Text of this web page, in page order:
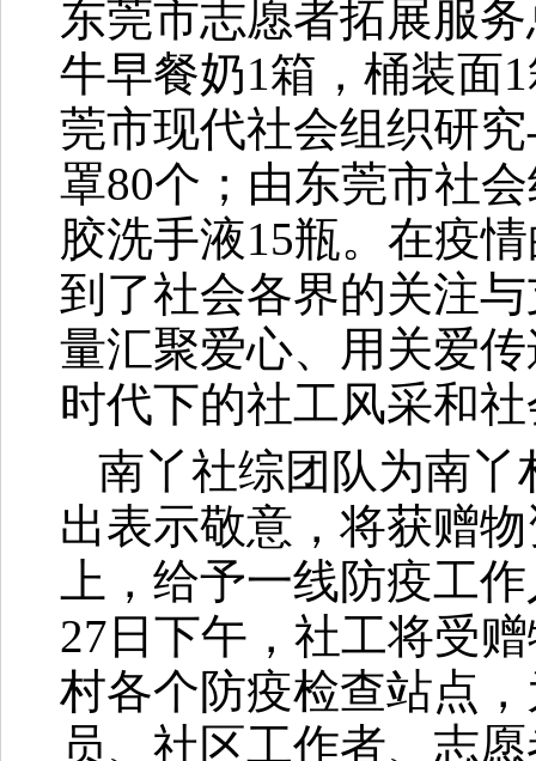
东莞市志愿者拓展服
牛早餐奶1箱，桶装面
莞市现代社会组织研
罩80个；由东莞市社
胶洗手液15瓶。在疫
到了社会各界的关注
量汇聚爱心、用关爱
时代下的社工风采和
南丫社综团队为南
出表示敬意，将获赠
上，给予一线防疫工
27日下午，社工将受
村各个防疫检查站点
员、社区工作者、志